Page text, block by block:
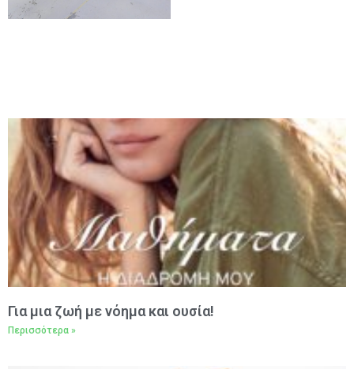
Για μια ζωή με νόημα και ουσία!
Περισσότερα »